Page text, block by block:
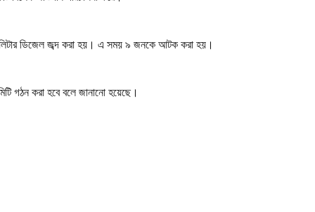
লিটার ডিজেল জব্দ করা হয়। এ সময় ৯ জনকে আটক করা হয়।
গঠন করা হবে বলে জানানো হয়েছে।